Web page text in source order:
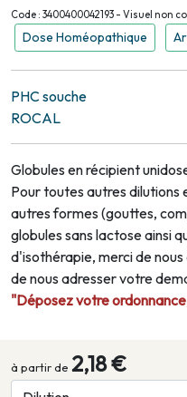
Code : 3400400042193 - Visuel non
Dose Homéopathique
PHC souche
ROCAL
Globules en récipient
Pour toutes autres dilutions
autres formes (gouttes,
globules sans lactose ainsi
d'isothérapie, merci de
de nous adresser votre
"Déposez votre
à partir de 2,18 €